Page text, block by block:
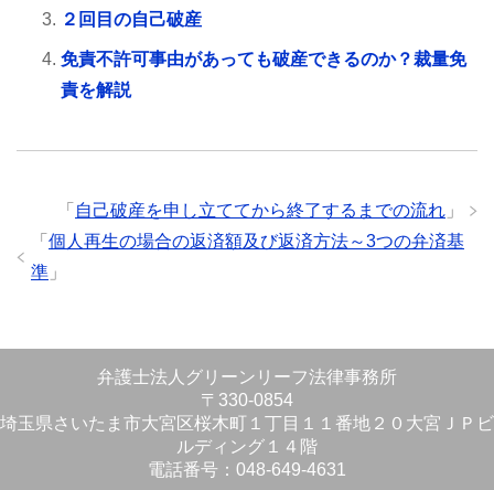
２回目の自己破産
免責不許可事由があっても破産できるのか？裁量免
責を解説
「 自己破産を申し立ててから終了するまでの流れ 」
「 個人再生の場合の返済額及び返済方法～3つの弁済基
準 」
弁護士法人グリーンリーフ法律事務所
〒330-0854
埼玉県さいたま市大宮区桜木町１丁目１１番地２０大宮ＪＰビ
ルディング１４階
電話番号：048-649-4631